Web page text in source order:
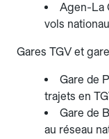
Agen-La
vols
Gares TGV et
Gare de
trajets en
Gare de
au réseau